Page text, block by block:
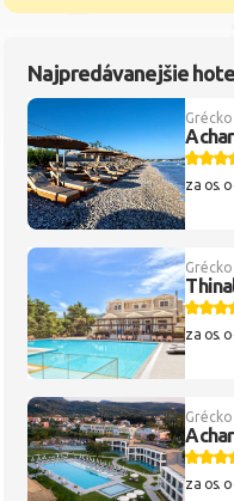
Najpredávanejšie
za os.
za os.
za os.